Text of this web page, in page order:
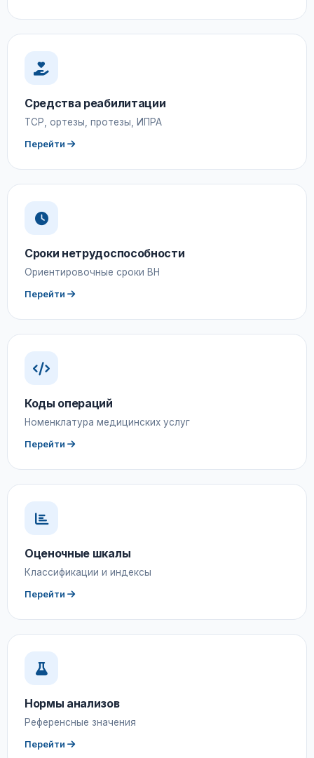
Средства реабилитации
ТСР, ортезы, протезы, ИПРА
Перейти
Сроки нетрудоспособности
Ориентировочные сроки ВН
Перейти
Коды операций
Номенклатура медицинских услуг
Перейти
Оценочные шкалы
Классификации и индексы
Перейти
Нормы анализов
Референсные значения
Перейти